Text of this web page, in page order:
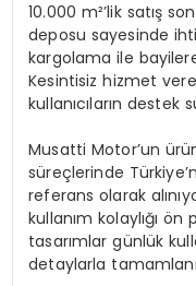
10.000 m²’lik satış
deposu sayesinde
kargolama ile
Kesintisiz hizmet
kullanıcıların destek
Musatti Motor’un
süreçlerinde
referans olarak
kullanım kolaylığı
tasarımlar günlük
detaylarla